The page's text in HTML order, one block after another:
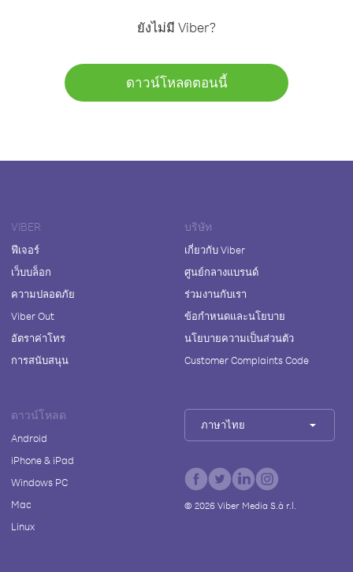
ยังไม่มี Viber?
ดาวน์โหลดตอนนี้
VIBER
ฟีเจอร์
เว็บบล็อก
ความปลอดภัย
Viber Out
อัตราค่าโทร
การสนับสนุน
บริษัท
เกี่ยวกับ Viber
ศูนย์กลางแบรนด์
ร่วมงานกับเรา
ข้อกำหนดและนโยบาย
นโยบายความเป็นส่วนตัว
Customer Complaints Code
ดาวน์โหลด
Android
iPhone & iPad
Windows PC
Mac
Linux
ภาษาไทย
© 2026Viber Media S.à r.l.